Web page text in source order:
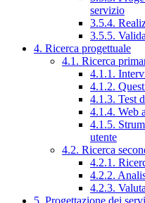
servizio
3.5.4.
3.5.5.
4. Ricerca progettuale
4.1. Ricerca
4.1.1.
4.1.2.
4.1.3. Test
4.1.4. Web
4.1.5.
utente
4.2. Ricerca
4.2.1.
4.2.2.
4.2.3.
5. Progettazione dei